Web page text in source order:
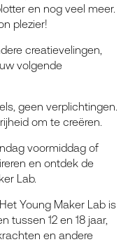
en nog veel meer.
plezier!
creatievelingen,
volgende
geen verplichtingen.
om te creëren.
voormiddag of
en ontdek de
Lab.
Het Young Maker Lab is
tussen 12 en 18 jaar,
en andere